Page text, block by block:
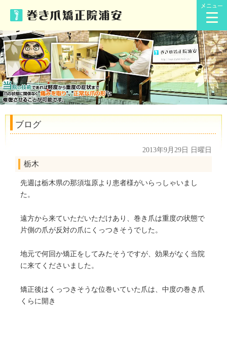
メニュー
ブログ
2013年9月29日 日曜日
栃木
先週は栃木県の那須塩原より患者様がいらっしゃいまし
た。
遠方から来ていただいただけあり、巻き爪は重度の状態で
片側の爪が反対の爪にくっつきそうでした。
地元で何回か矯正をしてみたそうですが、効果がなく当院
に来てくださいました。
矯正後はくっつきそうな位巻いていた爪は、中度の巻き爪
くらに開き